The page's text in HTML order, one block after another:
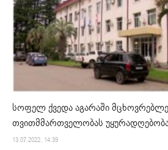
სოფელ ქვედა აგარაში
თვითმმართველობას
13.07.2022. 14:39